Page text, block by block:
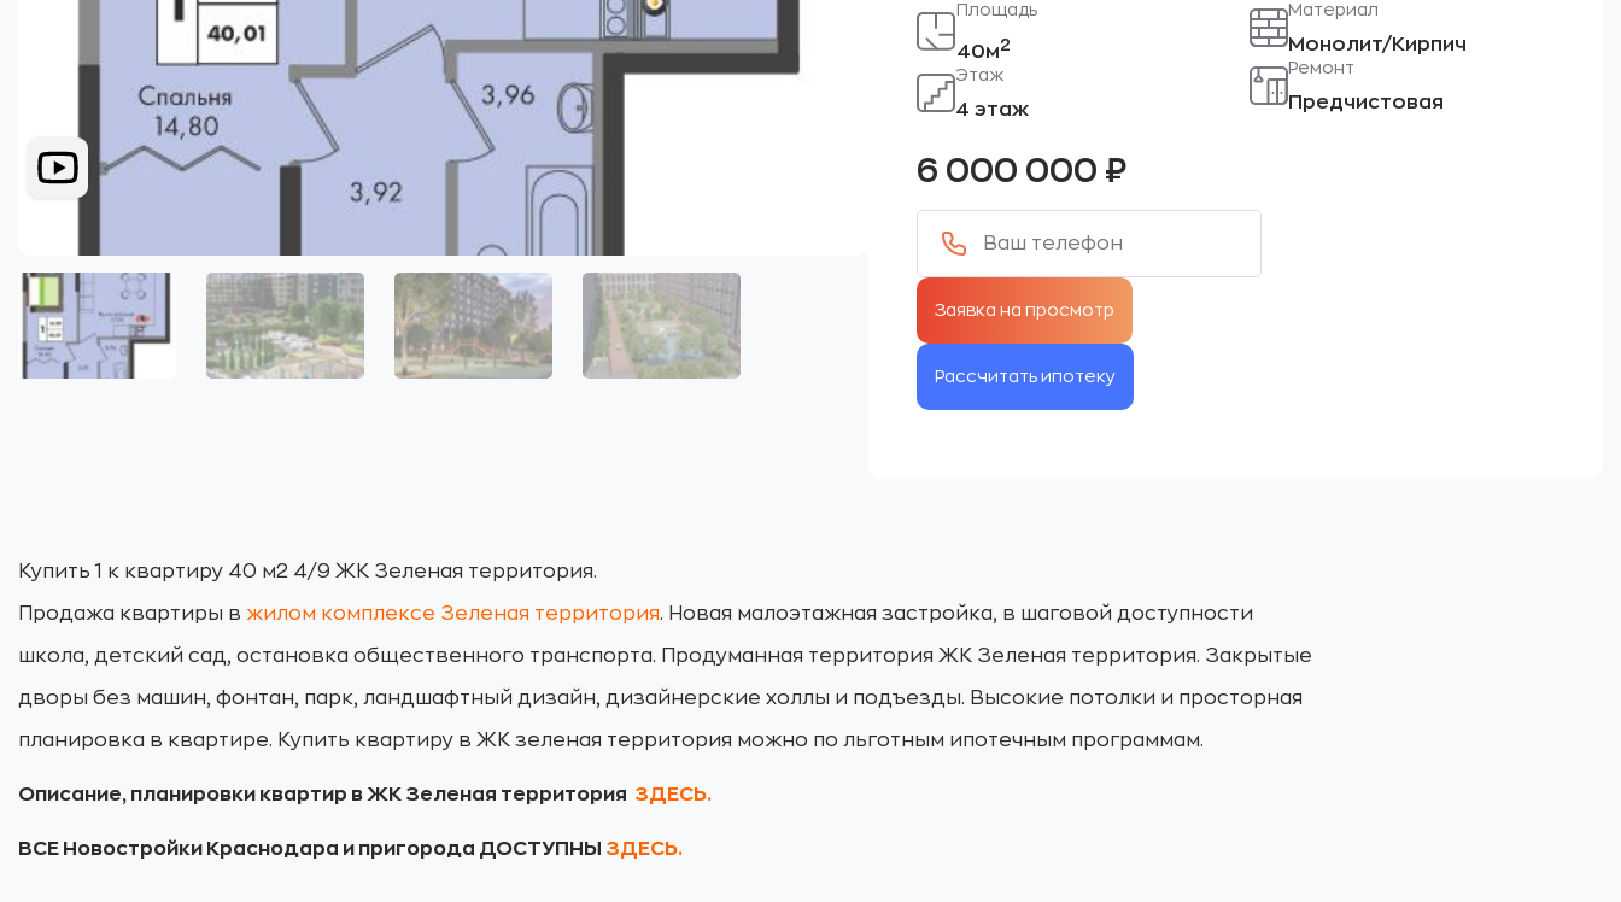
Площадь
40м2
Этаж
4 этаж
Материал
Монолит/Кирпич
Ремонт
Предчистовая
6 000 000 ₽
Рассчитать ипотеку
Купить 1 к квартиру 40 м2 4/9 ЖК Зеленая территория.
Продажа квартиры в жилом комплексе Зеленая территория. Новая малоэтажная застройка, в шаговой доступности
школа, детский сад, остановка общественного транспорта. Продуманная территория ЖК Зеленая территория. Закрытые
дворы без машин, фонтан, парк, ландшафтный дизайн, дизайнерские холлы и подъезды. Высокие потолки и просторная
планировка в квартире. Купить квартиру в ЖК зеленая территория можно по льготным ипотечным программам.
Описание, планировки квартир в ЖК Зеленая территория ЗДЕСЬ.
ВСЕ Новостройки Краснодара и пригорода ДОСТУПНЫ ЗДЕСЬ.